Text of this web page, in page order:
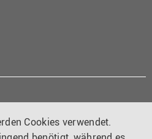
Cookies verwendet.